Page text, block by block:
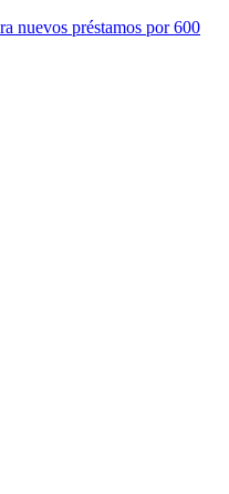
nuevos préstamos por 600